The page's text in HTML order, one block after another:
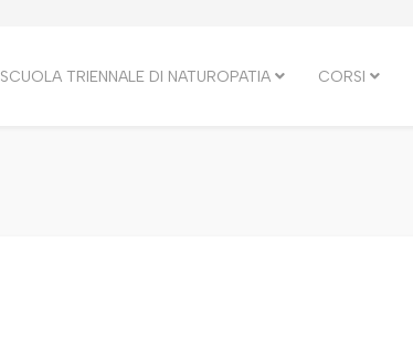
SCUOLA TRIENNALE DI NATUROPATIA CORSI